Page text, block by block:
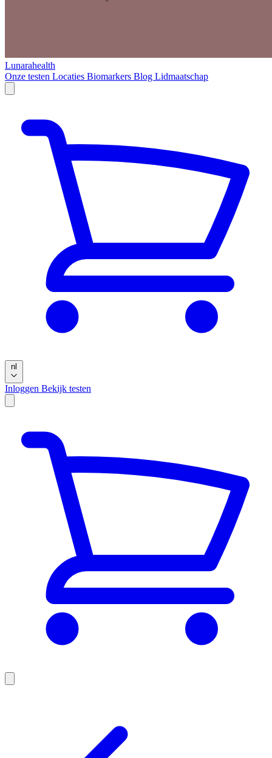
Lunarahealth
Onze testen Locaties Biomarkers Blog Lidmaatschap
nl
Inloggen Bekijk testen